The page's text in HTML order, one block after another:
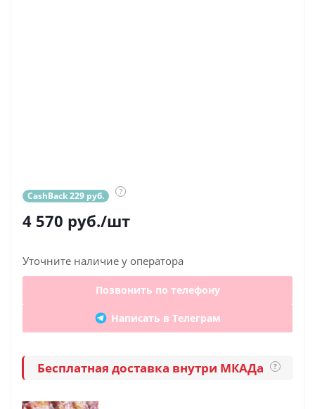
CashBack 229 руб. ?
4 570 руб./шт
Уточните наличие у оператора
Позвонить по телефону
Написать в Телеграм
Бесплатная доставка внутри МКАДа ?